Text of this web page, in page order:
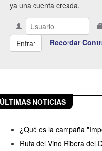
ya una cuenta creada.
Recordar
ÚLTIMAS NOTICIAS
¿Qué es la campaña
Ruta del Vino Ribera del